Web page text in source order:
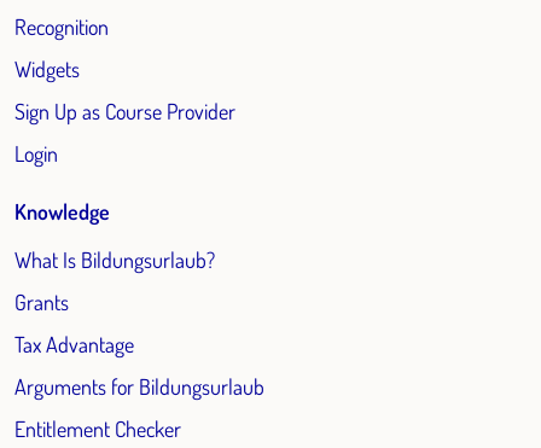
Recognition
Widgets
Sign Up as Course Provider
Login
Knowledge
What Is Bildungsurlaub?
Grants
Tax Advantage
Arguments for Bildungsurlaub
Entitlement Checker